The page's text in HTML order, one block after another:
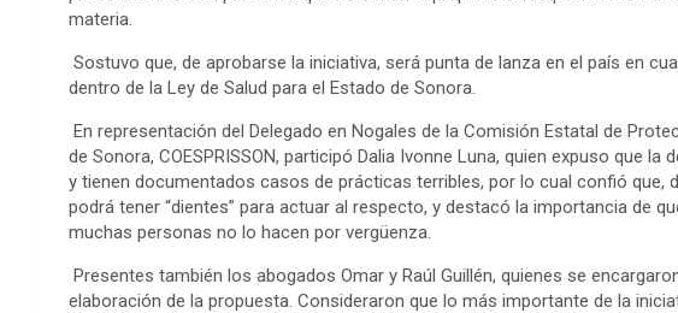
materia.
Sostuvo que, de aprobarse la iniciativa, será punta de lanza en el país en
dentro de la Ley de Salud para el Estado de Sonora.
En representación del Delegado en Nogales de la Comisión Estatal de
de Sonora, COESPRISSON, participó Dalia Ivonne Luna, quien expuso que
y tienen documentados casos de prácticas terribles, por lo cual confió que,
podrá tener “dientes” para actuar al respecto, y destacó la importancia de
muchas personas no lo hacen por vergüenza.
Presentes también los abogados Omar y Raúl Guillén, quienes se
elaboración de la propuesta. Consideraron que lo más importante de la